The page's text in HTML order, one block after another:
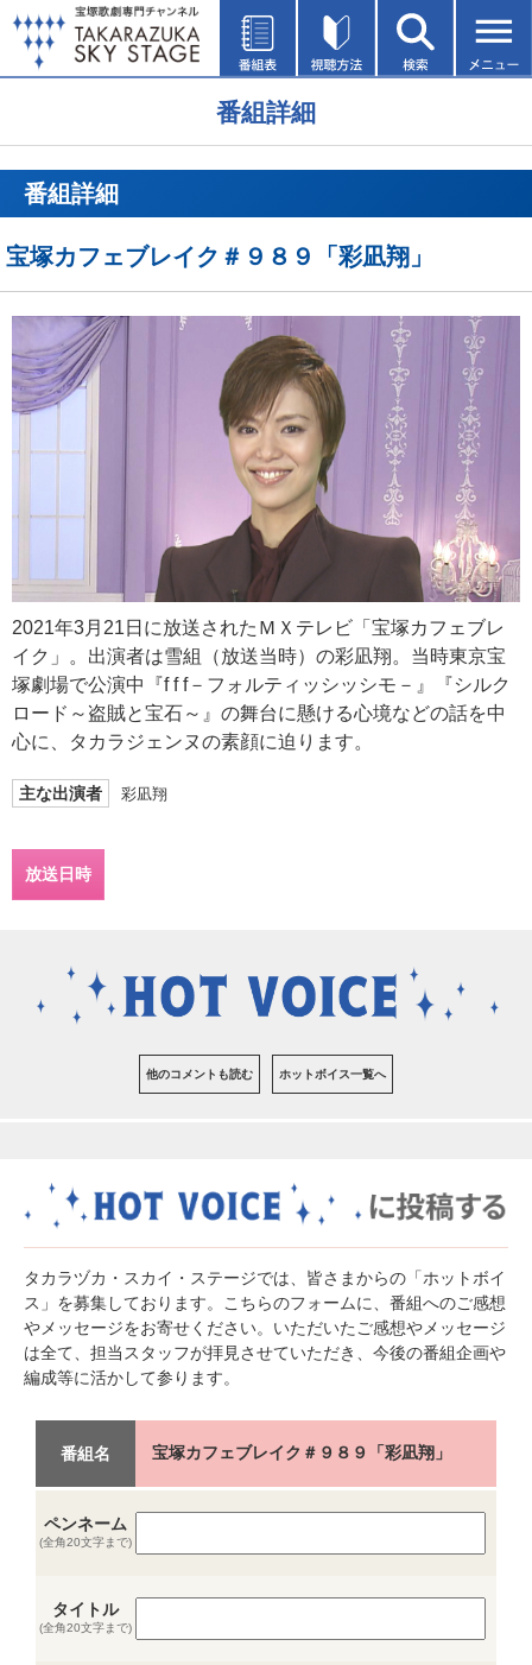
番組詳細
番組詳細
宝塚カフェブレイク＃９８９「彩凪翔」
2021年3月21日に放送されたＭＸテレビ「宝塚カフェブレ
イク」。出演者は雪組（放送当時）の彩凪翔。当時東京宝
塚劇場で公演中『f f f－フォルティッシッシモ－』『シルク
ロード～盗賊と宝石～』の舞台に懸ける心境などの話を中
心に、タカラジェンヌの素顔に迫ります。
主な出演者 彩凪翔
放送日時
他のコメントも読む ホットボイス一覧へ
タカラヅカ・スカイ・ステージでは、皆さまからの「ホットボイ
ス」を募集しております。こちらのフォームに、番組へのご感想
やメッセージをお寄せください。いただいたご感想やメッセージ
は全て、担当スタッフが拝見させていただき、今後の番組企画や
編成等に活かして参ります。
番組名 宝塚カフェブレイク＃９８９「彩凪翔」
ペンネーム
(全角20文字まで)
タイトル
(全角20文字まで)